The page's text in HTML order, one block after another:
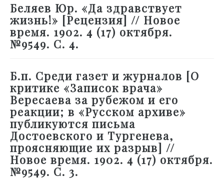
Беляев Юр. «Да здравствует
жизнь!» [Рецензия] // Новое
время. 1902. 4 (17) октября.
№9549. С. 4.
Б.п. Среди газет и журналов [О
критике «Записок врача»
Вересаева за рубежом и его
реакции; в «Русском архиве»
публикуются письма
Достоевского и Тургенева,
проясняющие их разрыв] //
Новое время. 1902. 4 (17) октября.
№9549. С. 3.